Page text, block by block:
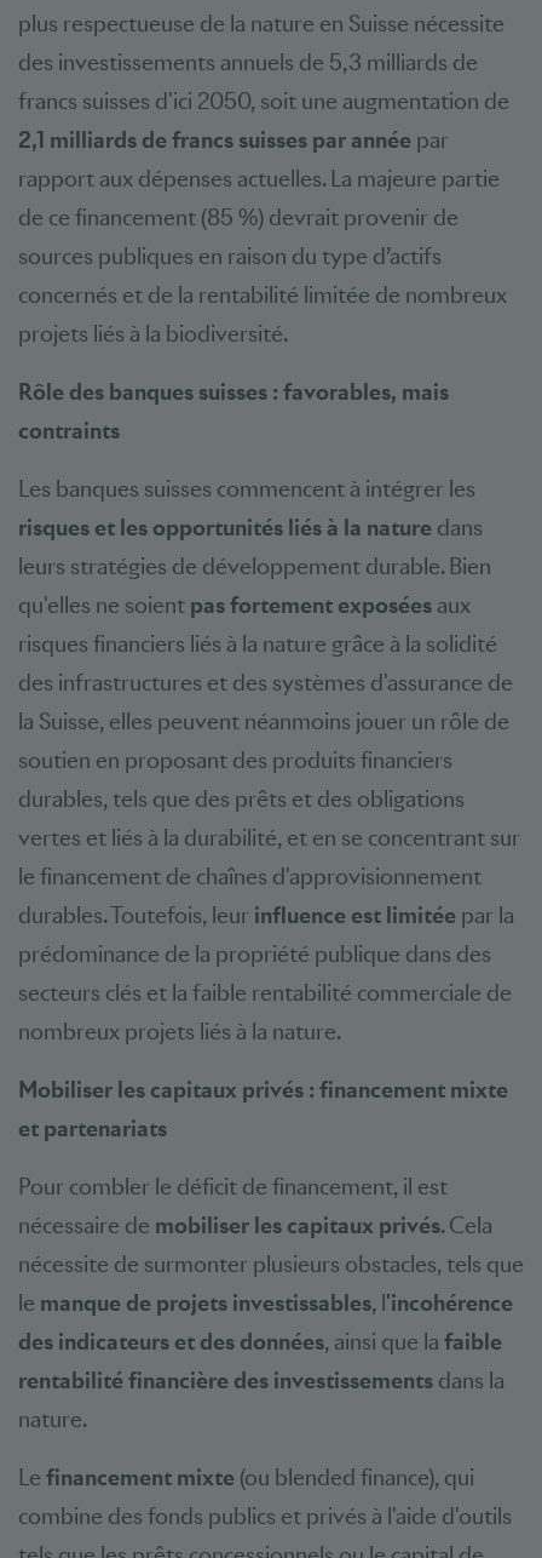
plus respectueuse de la nature en Suisse nécessite
des investissements annuels de 5,3 milliards de
francs suisses d'ici 2050, soit une augmentation de
2,1 milliards de francs suisses par année par
rapport aux dépenses actuelles. La majeure partie
de ce financement (85 %) devrait provenir de
sources publiques en raison du type d’actifs
concernés et de la rentabilité limitée de nombreux
projets liés à la biodiversité.
Rôle des banques suisses : favorables, mais
contraints
Les banques suisses commencent à intégrer les
risques et les opportunités liés à la nature dans
leurs stratégies de développement durable. Bien
qu'elles ne soient pas fortement exposées aux
risques financiers liés à la nature grâce à la solidité
des infrastructures et des systèmes d'assurance de
la Suisse, elles peuvent néanmoins jouer un rôle de
soutien en proposant des produits financiers
durables, tels que des prêts et des obligations
vertes et liés à la durabilité, et en se concentrant sur
le financement de chaînes d'approvisionnement
durables. Toutefois, leur influence est limitée par la
prédominance de la propriété publique dans des
secteurs clés et la faible rentabilité commerciale de
nombreux projets liés à la nature.
Mobiliser les capitaux privés : financement mixte
et partenariats
Pour combler le déficit de financement, il est
nécessaire de mobiliser les capitaux privés. Cela
nécessite de surmonter plusieurs obstacles, tels que
le manque de projets investissables, l'incohérence
des indicateurs et des données, ainsi que la faible
rentabilité financière des investissements dans la
nature.
Le financement mixte (ou blended finance), qui
combine des fonds publics et privés à l'aide d'outils